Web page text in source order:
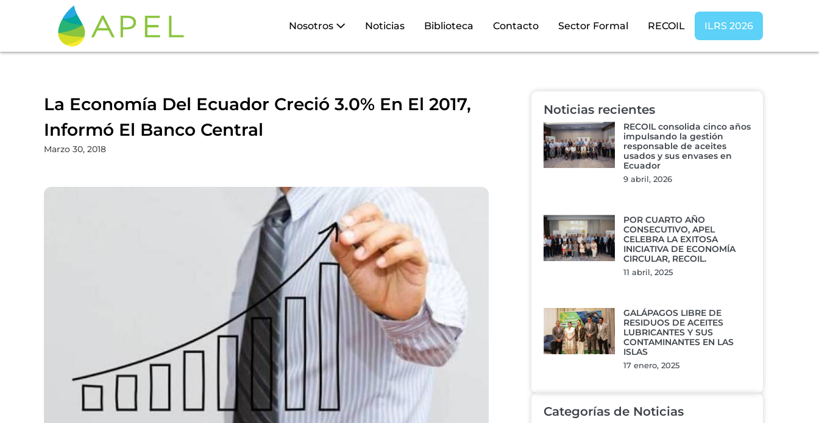
Nosotros Noticias Biblioteca Contacto Sector Formal RECOIL ILRS 2026
La Economía Del Ecuador Creció 3.0% En El 2017,
Informó El Banco Central
Marzo 30, 2018
Noticias recientes
RECOIL consolida cinco años
impulsando la gestión
responsable de aceites
usados y sus envases en
Ecuador
9 abril, 2026
POR CUARTO AÑO
CONSECUTIVO, APEL
CELEBRA LA EXITOSA
INICIATIVA DE ECONOMÍA
CIRCULAR, RECOIL.
11 abril, 2025
GALÁPAGOS LIBRE DE
RESIDUOS DE ACEITES
LUBRICANTES Y SUS
CONTAMINANTES EN LAS
ISLAS
17 enero, 2025
Categorías de Noticias